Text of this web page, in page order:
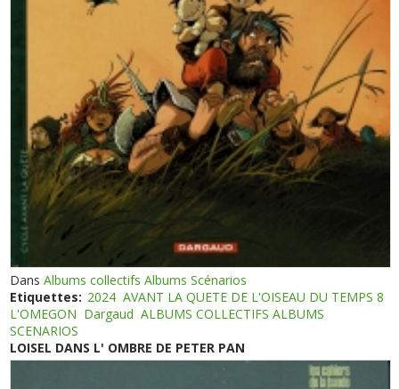
DansAlbums collectifs Albums Scénarios
Etiquettes: 2024 AVANT LA QUETE DE L'OISEAU DU TEMPS 8
L'OMEGON Dargaud ALBUMS COLLECTIFS ALBUMS
SCENARIOS
LOISEL DANS L' OMBRE DE PETER PAN